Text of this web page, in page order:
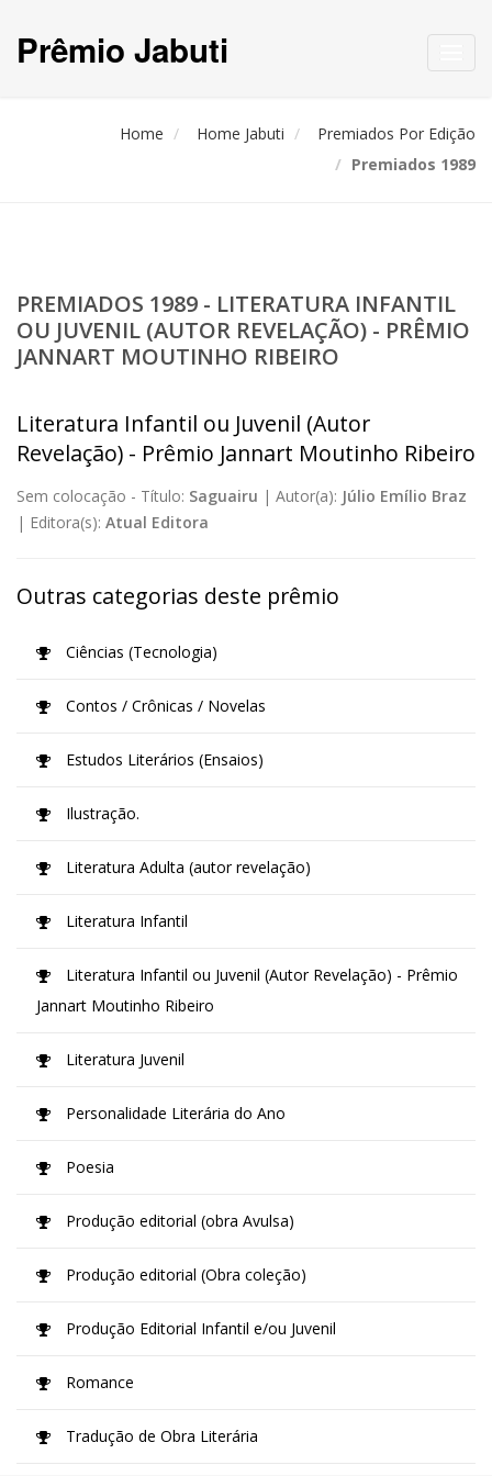
Prêmio Jabuti
Home Home Jabuti
Premiados Por Edição
Premiados 1989
PREMIADOS 1989 - LITERATURA INFANTIL
OU JUVENIL (AUTOR REVELAÇÃO) - PRÊMIO
JANNART MOUTINHO RIBEIRO
Literatura Infantil ou Juvenil (Autor
Revelação) - Prêmio Jannart Moutinho Ribeiro
Sem colocação - Título: Saguairu | Autor(a): Júlio Emílio Braz
| Editora(s): Atual Editora
Outras categorias deste prêmio
Ciências (Tecnologia)
Contos / Crônicas / Novelas
Estudos Literários (Ensaios)
Ilustração.
Literatura Adulta (autor revelação)
Literatura Infantil
Literatura Infantil ou Juvenil (Autor Revelação) - Prêmio
Jannart Moutinho Ribeiro
Literatura Juvenil
Personalidade Literária do Ano
Poesia
Produção editorial (obra Avulsa)
Produção editorial (Obra coleção)
Produção Editorial Infantil e/ou Juvenil
Romance
Tradução de Obra Literária